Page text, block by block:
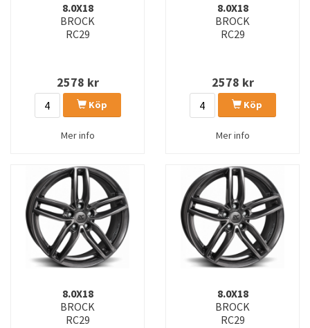
8.0X18
BROCK
RC29
2578 kr
Köp
Mer info
8.0X18
BROCK
RC29
2578 kr
Köp
Mer info
8.0X18
BROCK
RC29
8.0X18
BROCK
RC29